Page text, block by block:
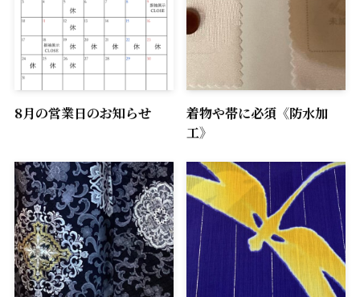
8月の営業日のお知らせ
着物や帯に必須《防水加
工》